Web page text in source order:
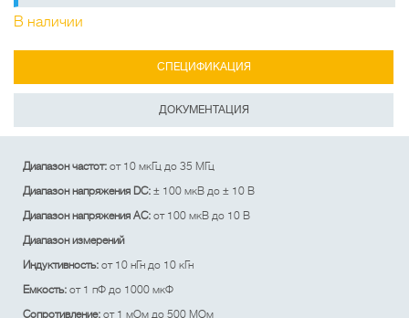
В наличии
СПЕЦИФИКАЦИЯ
ДОКУМЕНТАЦИЯ
Диапазон частот: от 10 мкГц до 35 МГц
Диапазон напряжения DC: ± 100 мкВ до ± 10 В
Диапазон напряжения АС: от 100 мкВ до 10 В
Диапазон измерений
Индуктивность: от 10 нГн до 10 кГн
Емкость: от 1 пФ до 1000 мкФ
Сопротивление: от 1 мОм до 500 МОм